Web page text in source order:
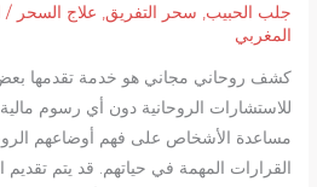
جلب الحبيب سحر التفريق علاج السحر /
المغربي
كشف روحاني مجاني هو خدمة تقدمها
للاستشارات الروحانية دون أي رسوم
مساعدة الأشخاص على فهم أوضاعهم
القرارات المهمة في حياتهم. قد يتم